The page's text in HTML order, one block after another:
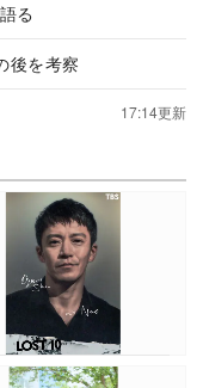
る
後を考察
17:14更新